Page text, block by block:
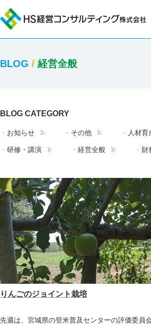
BLOG / 経営全般
BLOG CATEGORY
お知らせ その他 人材育
研修・講演 経営全般 財
りんごのジョイント栽培
先週は、宮城県の登米普及センターの評価委員